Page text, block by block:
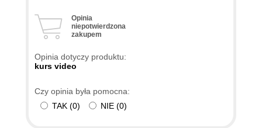
Opinia
niepotwierdzona
zakupem
Opinia dotyczy produktu:
kurs video
Czy opinia była pomocna:
TAK (0) NIE (0)